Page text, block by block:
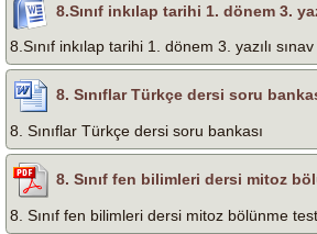
8.Sınıf inkılap tarihi 1. dönem 3.
8.Sınıf inkılap tarihi 1. dönem 3. yazılı
8. Sınıflar Türkçe dersi soru
8. Sınıflar Türkçe dersi soru bankası
8. Sınıf fen bilimleri dersi mitoz
8. Sınıf fen bilimleri dersi mitoz bölünme